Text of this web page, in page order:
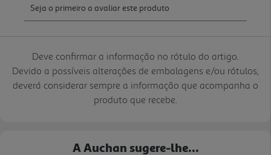
Deve confirmar a informação no rótulo do artigo.
Devido a possíveis alterações de embalagens e/ou rótulos,
deverá considerar sempre a informação que acompanha o
produto que recebe.
A Auchan sugere-lhe...